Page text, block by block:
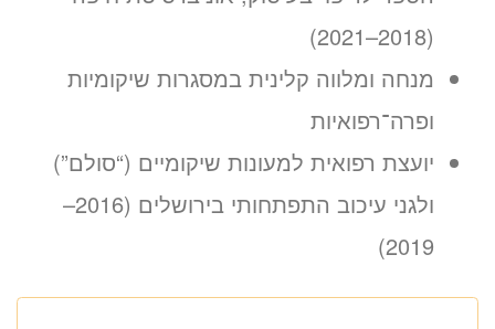
(2018–2021)
מנחה ומלווה קלינית במסגרות שיקומיות
ופרה־רפואיות
יועצת רפואית למעונות שיקומיים (“סולם”)
ולגני עיכוב התפתחותי בירושלים (2016–
2019)